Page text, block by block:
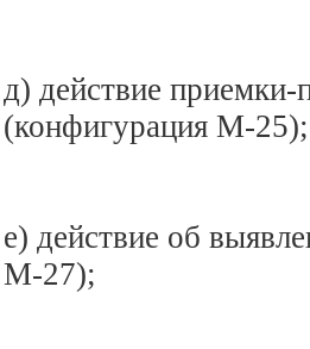
д) действие приемки-
(конфигурация М-25);
е) действие об
М-27);